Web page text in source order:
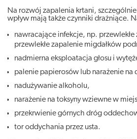
Na rozwój zapalenia krtani,
wpływ mają także czynniki drażniące.
nawracające infekcje, np. przewlekłe
przewlekłe zapalenie migdałków
nadmierna eksploatacja głosu i
palenie papierosów lub narażenie na
nadużywanie alkoholu,
narażenie na toksyny wziewne w
przekrwienie górnych dróg
tor oddychania przez usta.